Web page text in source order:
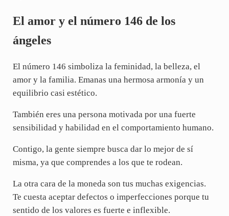
El amor y el número 146 de los
ángeles
El número 146 simboliza la feminidad, la belleza, el
amor y la familia. Emanas una hermosa armonía y un
equilibrio casi estético.
También eres una persona motivada por una fuerte
sensibilidad y habilidad en el comportamiento humano.
Contigo, la gente siempre busca dar lo mejor de sí
misma, ya que comprendes a los que te rodean.
La otra cara de la moneda son tus muchas exigencias.
Te cuesta aceptar defectos o imperfecciones porque tu
sentido de los valores es fuerte e inflexible.